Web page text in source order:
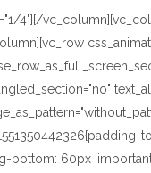
4"][/
bottom: 60px